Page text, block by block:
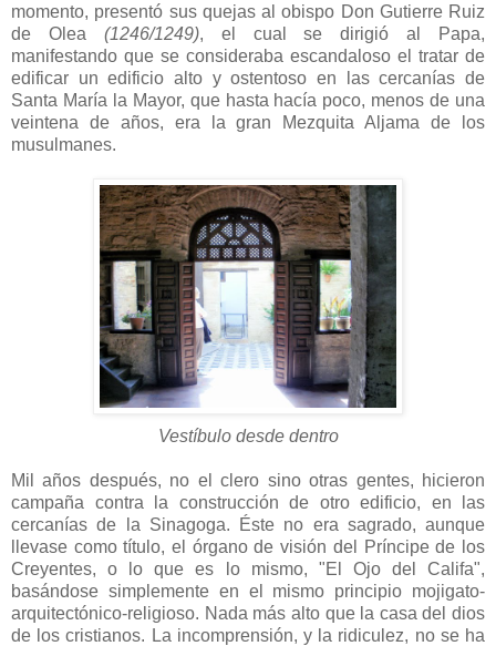
momento, presentó sus quejas al obispo Don Gutierre Ruiz
de Olea (1246/1249), el cual se dirigió al Papa,
manifestando que se consideraba escandaloso el tratar de
edificar un edificio alto y ostentoso en las cercanías de
Santa María la Mayor, que hasta hacía poco, menos de una
veintena de años, era la gran Mezquita Aljama de los
musulmanes.
Vestíbulo desde dentro
Mil años después, no el clero sino otras gentes, hicieron
campaña contra la construcción de otro edificio, en las
cercanías de la Sinagoga. Éste no era sagrado, aunque
llevase como título, el órgano de visión del Príncipe de los
Creyentes, o lo que es lo mismo, "El Ojo del Califa",
basándose simplemente en el mismo principio mojigato-
arquitectónico-religioso. Nada más alto que la casa del dios
de los cristianos. La incomprensión, y la ridiculez, no se ha